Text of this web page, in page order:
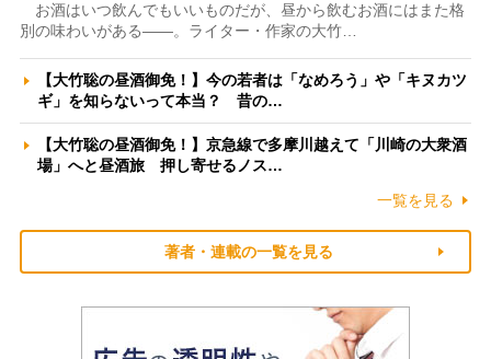
お酒はいつ飲んでもいいものだが、昼から飲むお酒にはまた格
別の味わいがある――。ライター・作家の大竹…
【大竹聡の昼酒御免！】今の若者は「なめろう」や「キヌカツ
ギ」を知らないって本当？ 昔の…
【大竹聡の昼酒御免！】京急線で多摩川越えて「川崎の大衆酒
場」へと昼酒旅 押し寄せるノス…
一覧を見る
著者・連載の一覧を見る